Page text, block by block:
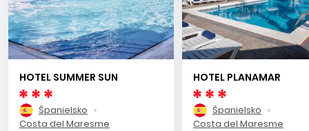
HOTEL SUMMER SUN
Španielsko
Costa del Maresme
HOTEL PLANAMAR
Španielsko
Costa del Maresme